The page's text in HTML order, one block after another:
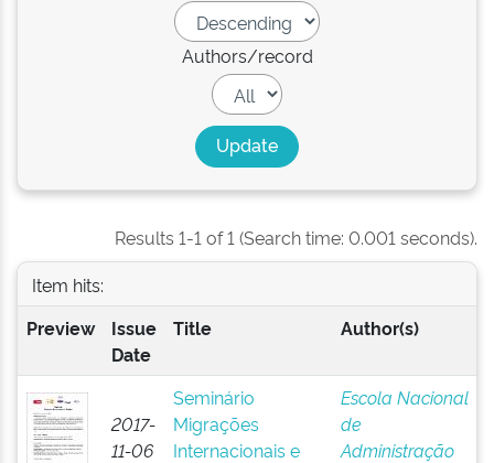
Authors/record
Results 1-1 of 1 (Search time: 0.001 seconds).
Item hits:
Preview
Issue
Date
Title Author(s)
2017-
11-06
Seminário
Migrações
Internacionais e
Escola Nacional
de
Administração